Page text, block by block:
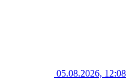
05.08.2026, 12:08